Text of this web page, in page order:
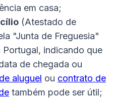
em casa;
(Atestado de
"Junta de Freguesia"
Portugal, indicando que
de chegada ou
aluguel ou contrato de
também pode ser útil;